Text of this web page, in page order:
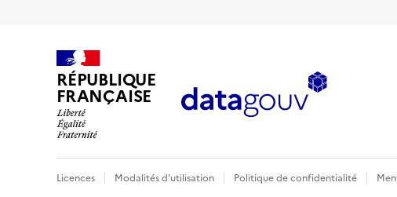
RÉPUBLIQUE
FRANÇAISE
Licences Modalités d'utilisation Politique de confidentialité